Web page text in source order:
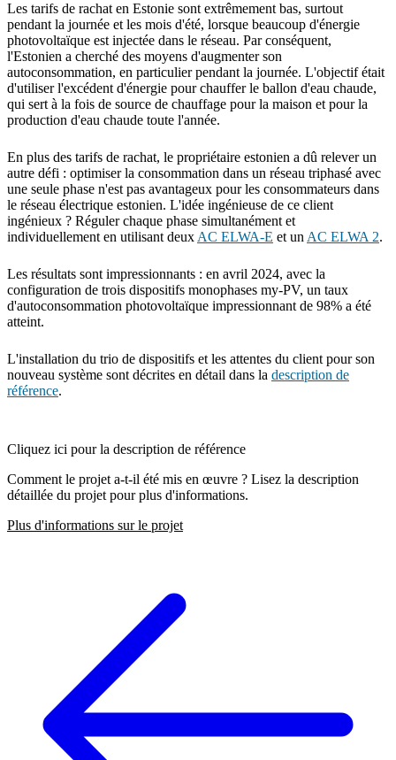
Les tarifs de rachat en Estonie sont extrêmement bas, surtout
pendant la journée et les mois d'été, lorsque beaucoup d'énergie
photovoltaïque est injectée dans le réseau. Par conséquent,
l'Estonien a cherché des moyens d'augmenter son
autoconsommation, en particulier pendant la journée. L'objectif était
d'utiliser l'excédent d'énergie pour chauffer le ballon d'eau chaude,
qui sert à la fois de source de chauffage pour la maison et pour la
production d'eau chaude toute l'année.
En plus des tarifs de rachat, le propriétaire estonien a dû relever un
autre défi : optimiser la consommation dans un réseau triphasé avec
une seule phase n'est pas avantageux pour les consommateurs dans
le réseau électrique estonien. L'idée ingénieuse de ce client
ingénieux ? Réguler chaque phase simultanément et
individuellement en utilisant deuxAC ELWA-E et unAC ELWA 2.
Les résultats sont impressionnants : en avril 2024, avec la
configuration de trois dispositifs monophases my-PV, un taux
d'autoconsommation photovoltaïque impressionnant de 98% a été
atteint.
L'installation du trio de dispositifs et les attentes du client pour son
nouveau système sont décrites en détail dans la description de
référence.
Cliquez ici pour la description de référence
Comment le projet a-t-il été mis en œuvre ? Lisez la description
détaillée du projet pour plus d'informations.
Plus d'informations sur le projet